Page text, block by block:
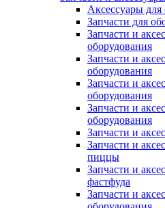
Аксессуары для
Запчасти для
Запчасти и
оборудования
Запчасти и
оборудования
Запчасти и
оборудования
Запчасти и
оборудования
Запчасти и
Запчасти и
пиццы
Запчасти и
фастфуда
Запчасти и